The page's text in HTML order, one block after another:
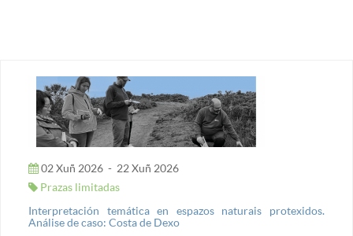
02 Xuñ 2026 - 22 Xuñ 2026
Prazas limitadas
Interpretación temática en espazos naturais protexidos.
Análise de caso: Costa de Dexo